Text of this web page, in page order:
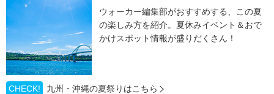
ウォーカー編集部がおすすめする、この夏
の楽しみ方を紹介。夏休みイベント＆おで
かけスポット情報が盛りだくさん！
CHECK!
九州・沖縄の夏祭りはこちら